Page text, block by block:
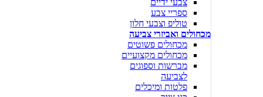
צבעי ידיים
ספריי צבע
טוליפ וצבעי חלון
מכחולים ואביזרי צביעה
מכחולים פשוטים
מכחולים מקצועיים
מברשות וספוגים
לצביעה
פלטות ומיכלים